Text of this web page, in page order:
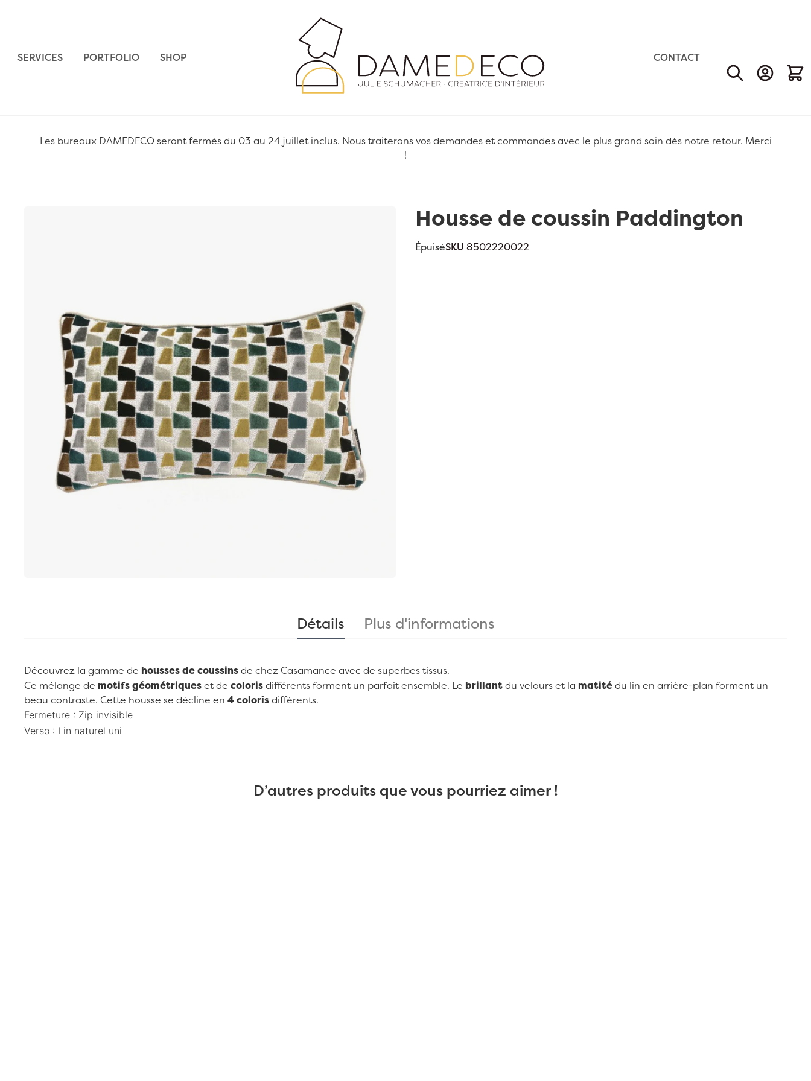
SERVICES PORTFOLIO SHOP CONTACT
Les bureaux DAMEDECO seront fermés du 03 au 24 juillet inclus. Nous traiterons vos demandes et commandes avec le plus grand soin dès notre retour. Merci
!
Housse de coussin Paddington
ÉpuiséSKU 8502220022
Détails
Découvrez la gamme de housses de coussins de chez Casamance avec de superbes tissus.
Ce mélange de motifs géométriques et de coloris différents forment un parfait ensemble. Le brillant du velours et la matité du lin en arrière-plan forment un
beau contraste. Cette housse se décline en 4 coloris différents.
Fermeture : Zip invisible
Verso : Lin naturel uni
Plus d'informations
D’autres produits que vous pourriez aimer !